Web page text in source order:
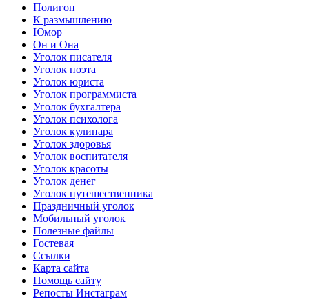
Полигон
К размышлению
Юмор
Он и Она
Уголок писателя
Уголок поэта
Уголок юриста
Уголок программиста
Уголок бухгалтера
Уголок психолога
Уголок кулинара
Уголок здоровья
Уголок воспитателя
Уголок красоты
Уголок денег
Уголок путешественника
Праздничный уголок
Мобильный уголок
Полезные файлы
Гостевая
Ссылки
Карта сайта
Помощь сайту
Репосты Инстаграм